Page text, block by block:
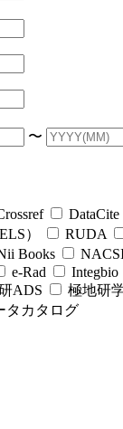
〜
DataCite
）
RUDA
Books
e-Rad Integbio
ADS
極地研
タカタログ